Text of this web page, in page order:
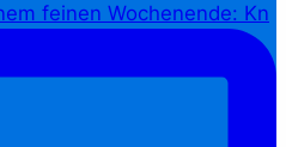
feinen Wochenende: Kn